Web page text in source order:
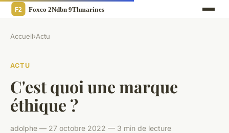
Accueil›Actu
ACTU
C'est quoi une marque
éthique ?
adolphe — 27 octobre 2022 — 3 min de lecture